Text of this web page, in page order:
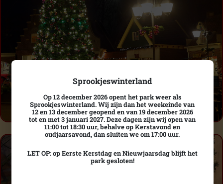
Sprookjeswinterland
Op 12 december 2026 opent het park weer als
Sprookjeswinterland. Wij zijn dan het weekeinde van
12 en 13 december geopend en van 19 december 2026
tot en met 3 januari 2027. Deze dagen zijn wij open van
11:00 tot 18:30 uur, behalve op Kerstavond en
oudjaarsavond, dan sluiten we om 17:00 uur.
LET OP: op Eerste Kerstdag en Nieuwjaarsdag blijft het
park gesloten!